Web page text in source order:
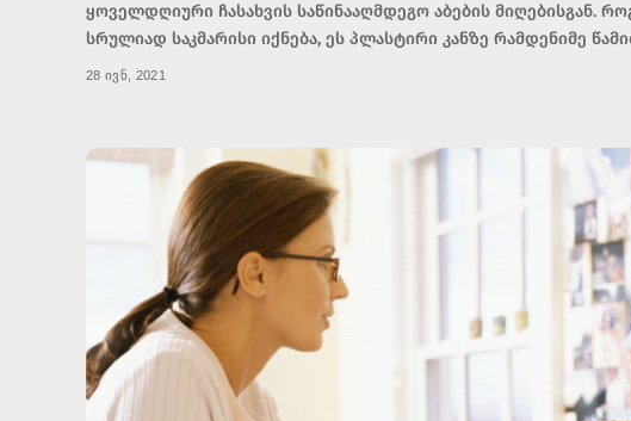
ყოველდღიური ჩასახვის საწინააღმდეგო აბების მიღებისგან.
სრულიად საკმარისი იქნება, ეს პლასტირი კანზე რამდენიმე
28 ივნ, 2021